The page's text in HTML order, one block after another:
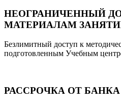
НЕОГРАНИЧЕННЫЙ
МАТЕРИАЛАМ
Безлимитный доступ к
подготовленным Учебным
РАССРОЧКА ОТ БАНКА